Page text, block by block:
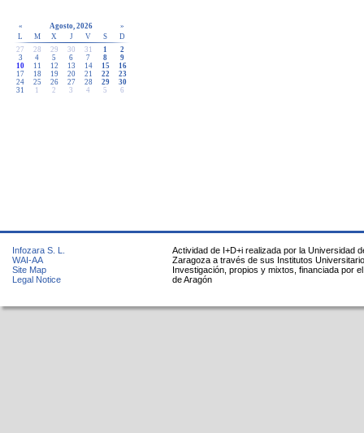
« Agosto, 2026
»
L
M X J V S
D
27
28 29 30 31 1
2
3
4 5 6 7 8
9
10
11 12 13 14 15
16
17
18 19 20 21 22
23
24
25 26 27 28 29
30
31
1 2 3 4 5 6
Infozara S. L.
WAI-AA
Site Map
Legal Notice
Actividad de I+D+i realizada por la Universidad
Zaragoza a través de sus Institutos
Investigación, propios y mixtos, financiada por
de Aragón